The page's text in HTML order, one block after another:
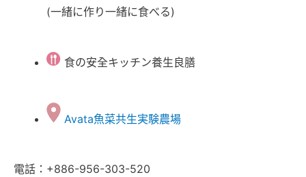
(一緒に作り一緒に食べる)
食の安全キッチン養生良膳
Avata魚菜共生実験農場
電話：+886-956-303-520